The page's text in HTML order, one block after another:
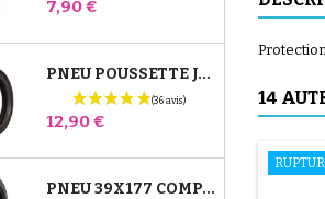
Prix
7,90 €
PNEU POUSSETTE JANÉ SLALOM PRO ET POWERTWIN
Prix
12,90 €
PNEU 39X177 COMPATIBLE POUSSETTE BUGABOO DONKEY - POUR ROUE AVANT
14